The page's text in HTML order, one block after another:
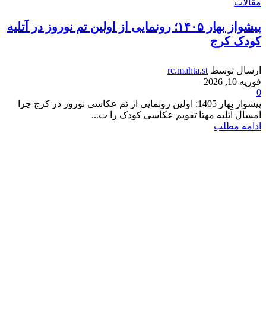
مقالات
پیشواز بهار ۱۴۰۵؛ رونمایی از اولین تم نوروز در آتلیه
کودک کرج
ارسال توسط rc.mahta.st
فوریه 10, 2026
0
پیشواز بهار 1405: اولین رونمایی از تم عکاسی نوروز در کرج چرا
امسال آتلیه مهتا تقویم عکاسی کودک را ت...
ادامه مطلب